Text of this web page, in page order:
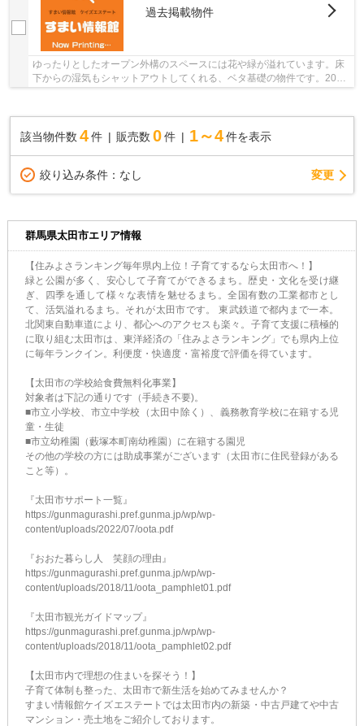
過去掲載物件
ゆったりとしたオープン外構のスペースには花や緑が溢れています。床
下からの湿気もシャットアウトしてくれる、ベタ基礎の物件です。2017
該当物件数 4件 販売数 0 件 1～4 件を表示
絞り込み条件： なし 変更
群馬県太田市エリア情報
【住みよさランキング毎年県内上位！子育てするなら太田市へ！】
緑と公園が多く、安心して子育てができるまち。歴史・文化を受け継
ぎ、四季を通して様々な表情を魅せるまち。全国有数の工業都市とし
て、活気溢れるまち。それが太田市です。 東武鉄道で都内まで一本。
北関東自動車道により、都心へのアクセスも楽々。子育て支援に積極的
に取り組む太田市は、東洋経済の「住みよさランキング」でも県内上位
に毎年ランクイン。利便度・快適度・富裕度で評価を得ています。
【太田市の学校給食費無料化事業】
対象者は下記の通りです（手続き不要)。
■市立小学校、市立中学校（太田中除く）、義務教育学校に在籍する児
童・生徒
■市立幼稚園（藪塚本町南幼稚園）に在籍する園児
その他の学校の方には助成事業がございます（太田市に住民登録がある
こと等）。
『太田市サポート一覧』
https://gunmagurashi.pref.gunma.jp/wp/wp-
content/uploads/2022/07/oota.pdf
『おおた暮らし人 笑顔の理由』
https://gunmagurashi.pref.gunma.jp/wp/wp-
content/uploads/2018/11/oota_pamphlet01.pdf
『太田市観光ガイドマップ』
https://gunmagurashi.pref.gunma.jp/wp/wp-
content/uploads/2018/11/oota_pamphlet02.pdf
【太田市内で理想の住まいを探そう！】
子育て体制も整った、太田市で新生活を始めてみませんか？
すまい情報館ケイズエステートでは太田市内の新築・中古戸建てや中古
マンション・売土地をご紹介しております。